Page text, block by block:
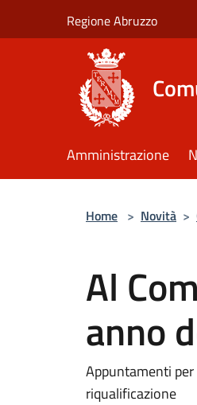
Regione Abruzzo
Amministrazione
Home > Novità >
Al
anno
Appuntamenti
riqualificazione